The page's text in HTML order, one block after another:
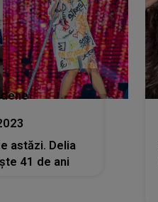
astăzi. Delia
41 de ani